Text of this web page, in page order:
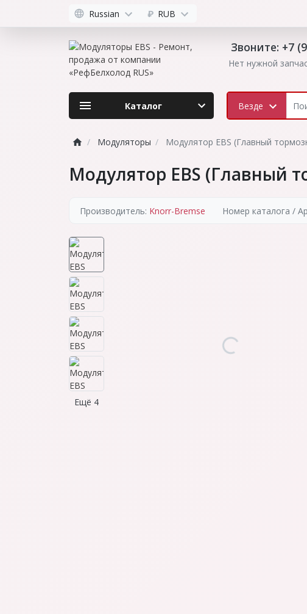
Russian ₽ RUB
Звоните: +7
Нет нужной
Везде
Каталог
Модуляторы Модулятор EBS (Главный
Модулятор EBS (Главный
Производитель: Knorr-Bremse Номер каталога /
Ещё 4